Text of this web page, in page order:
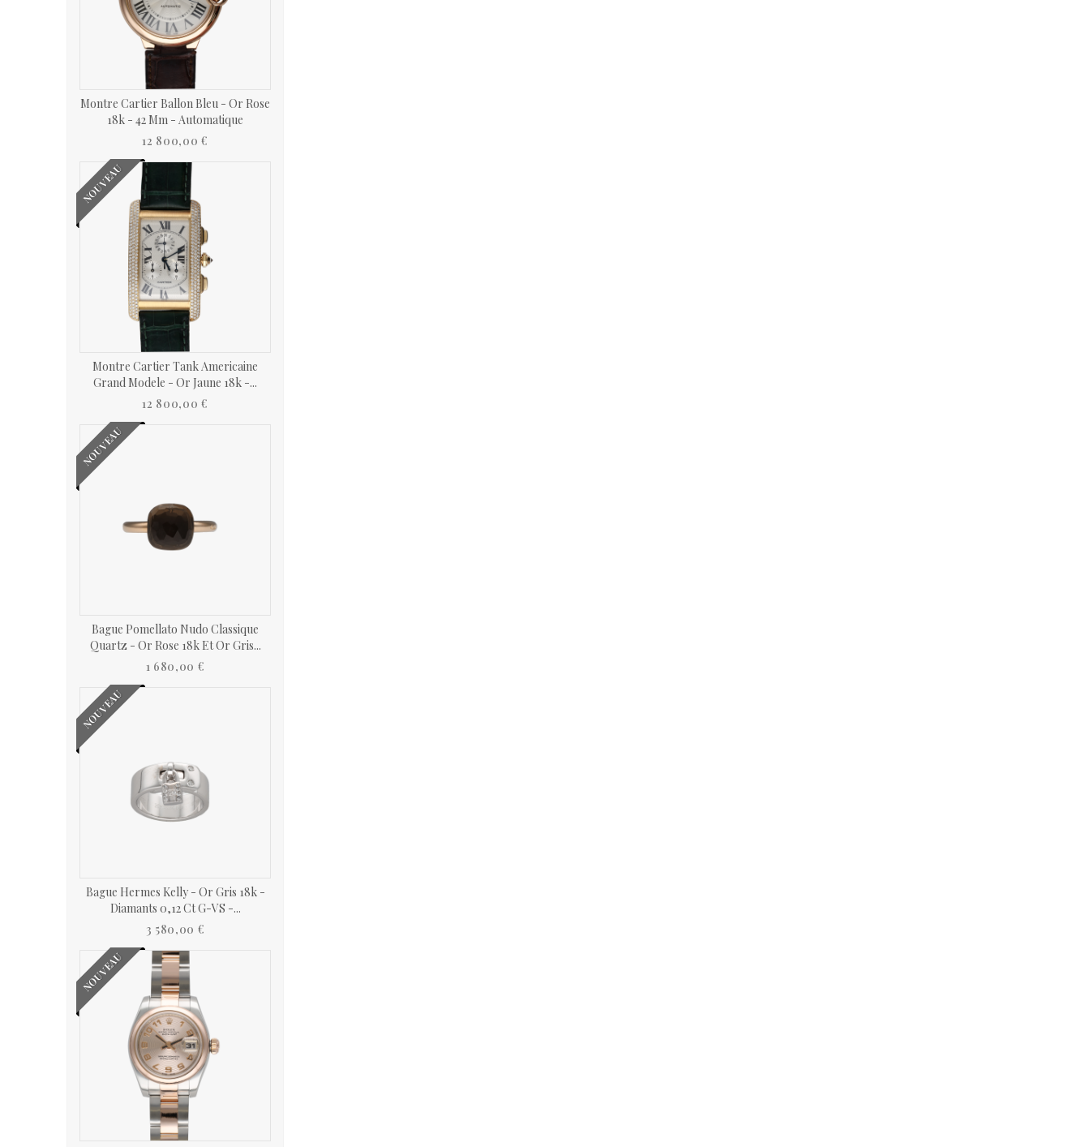
Montre Cartier Ballon Bleu - Or Rose
18k - 42 Mm - Automatique
12 800,00 €
NOUVEAU
Montre Cartier Tank Americaine
Grand Modele - Or Jaune 18k -...
12 800,00 €
NOUVEAU
Bague Pomellato Nudo Classique
Quartz - Or Rose 18k Et Or Gris...
1 680,00 €
NOUVEAU
Bague Hermes Kelly - Or Gris 18k -
Diamants 0,12 Ct G-VS -...
3 580,00 €
NOUVEAU